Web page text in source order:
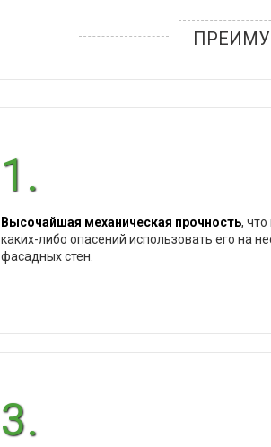
1.
Высочайшая механическая прочность,
каких-либо опасений использовать его на
фасадных стен.
3.